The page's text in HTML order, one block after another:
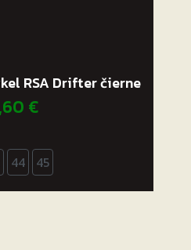
RSA Drifter čierne
€
44 45